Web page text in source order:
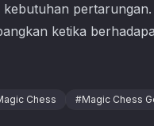
ketika
Chess #Magic Chess